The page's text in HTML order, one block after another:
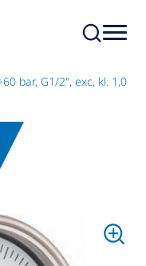
bar, G1/2", exc, kl. 1,0